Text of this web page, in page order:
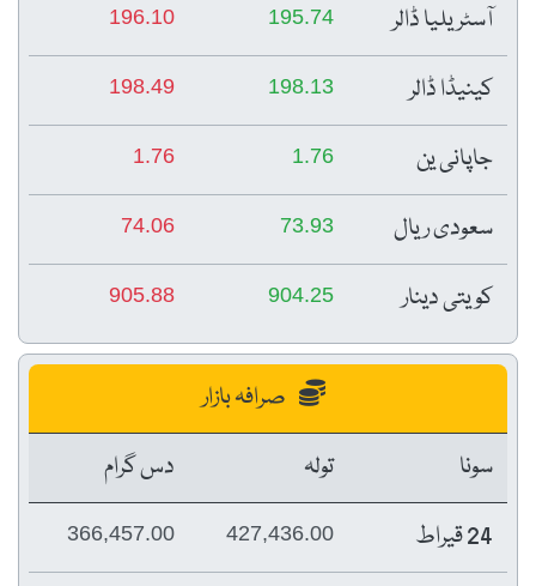
آسٹریلیا ڈالر 195.74
196.10
کینیڈا ڈالر 198.13
198.49
جاپانی ین 1.76
1.76
سعودی ریال 73.93
74.06
کویتی دینار 904.25
905.88
صرافہ بازار
سونا
تولہ
دس گرام
24 قیراط
427,436.00
366,457.00